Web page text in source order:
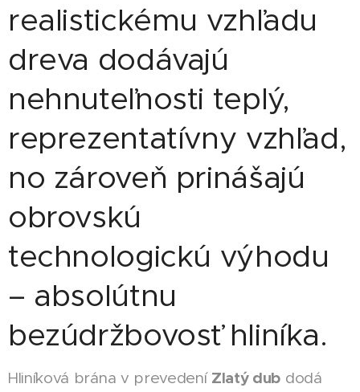
realistickému vzhľadu
dreva dodávajú
nehnuteľnosti teplý,
reprezentatívny vzhľad,
no zároveň prinášajú
obrovskú
technologickú výhodu
– absolútnu
bezúdržbovosť hliníka.
Hliníková brána v prevedení Zlatý dub dodá